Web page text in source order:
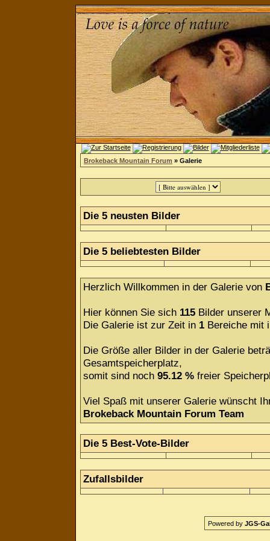
Brokeback Mountain Forum » Galerie
Die 5 neusten Bilder
Die 5 beliebtesten Bilder
Herzlich Willkommen in der Galerie von
Hier können Sie sich 115 Bilder unserer
Die Galerie ist zur Zeit in 1 Bereiche mit
Die Größe aller Bilder in der Galerie
Gesamtspeicherplatz,
somit sind noch 95.12 % freier
Viel Spaß mit unserer Galerie wünscht
Brokeback Mountain Forum Team
Die 5 Best-Vote-Bilder
Zufallsbilder
Powered by JGS-